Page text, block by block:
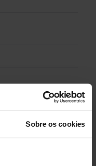
Sobre os cookies